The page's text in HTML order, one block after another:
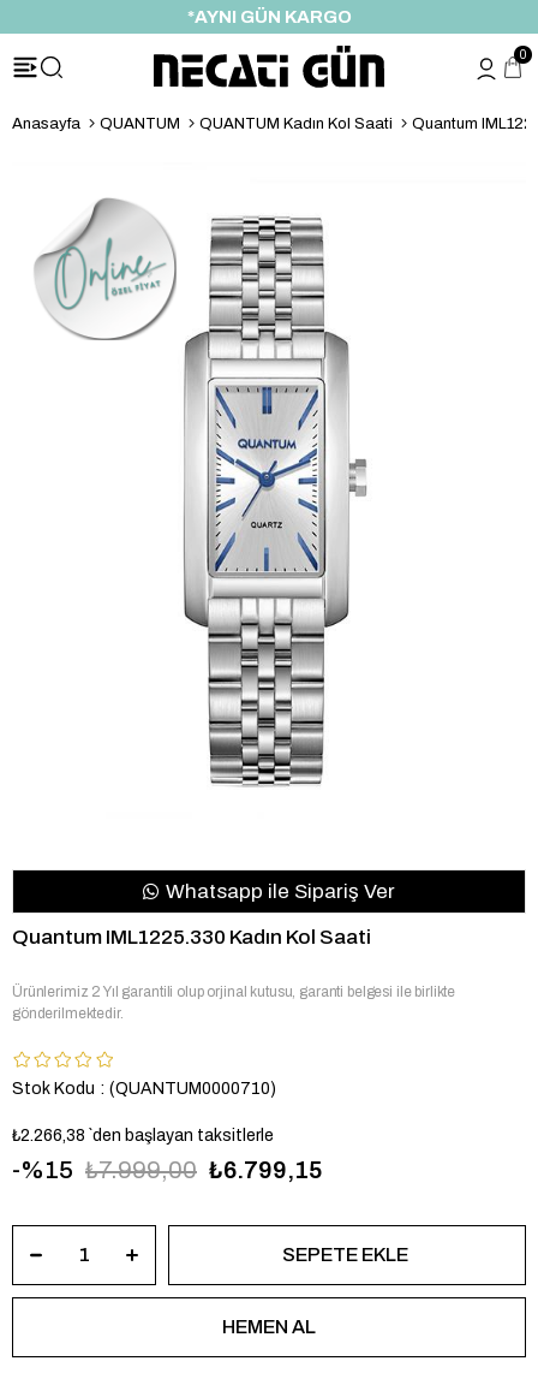
*AYNI GÜN KARGO
0
Anasayfa QUANTUM QUANTUM Kadın Kol Saati Quantum
Whatsapp ile Sipariş Ver
Quantum IML1225.330 Kadın Kol Saati
Ürünlerimiz 2 Yıl garantili olup orjinal kutusu, garanti belgesi ile birlikte
gönderilmektedir.
Stok Kodu (QUANTUM0000710)
₺2.266,38 `den başlayan taksitlerle
15 ₺7.999,00 ₺6.799,15